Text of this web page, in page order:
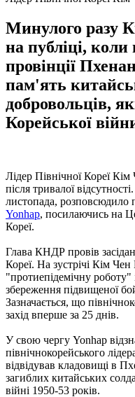
Минулого разу
на публіці,
провінції
пам'ять
добровольців,
Корейської
Лідер Північної Кореї
після тривалої
листопада, розповсюдило
Yonhap, посилаючись на
Кореї.
Глава КНДР провів
Кореї. На зустрічі Кім
"протиепідемічну роботу"
збереження підвищеної
Зазначається, що
захід вперше за 25 днів.
У свою чергу Yonhap
північнокорейського
відвідував кладовищі в
загиблих китайських
війні 1950-53 років.